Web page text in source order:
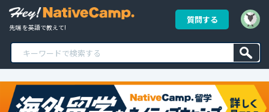
先端 を英語で教えて!
質問する